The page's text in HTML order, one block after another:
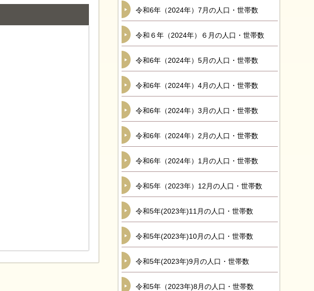
令和6年（2024年）7月の人口・世帯数
令和６年（2024年）６月の人口・世帯数
令和6年（2024年）5月の人口・世帯数
令和6年（2024年）4月の人口・世帯数
令和6年（2024年）3月の人口・世帯数
令和6年（2024年）2月の人口・世帯数
令和6年（2024年）1月の人口・世帯数
令和5年（2023年）12月の人口・世帯数
令和5年(2023年)11月の人口・世帯数
令和5年(2023年)10月の人口・世帯数
令和5年(2023年)9月の人口・世帯数
令和5年（2023年)8月の人口・世帯数